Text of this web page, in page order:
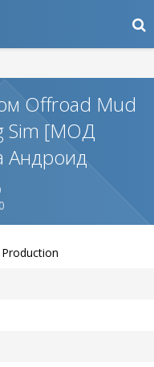
Offroad Mud
Sim [МОД
Андроид